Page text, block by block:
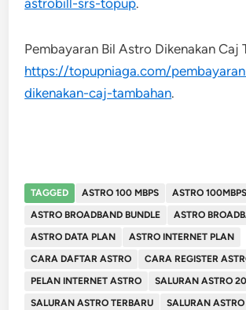
Pembayaran Bil Astro Dikenakan Caj
https://topupniaga.com/
dikenakan-caj-tambahan.
TAGGED ASTRO 100 MBPS
ASTRO 100MBPS
ASTRO BROADBAND BUNDLE
ASTRO
ASTRO DATA PLAN
ASTRO INTERNET PLAN
CARA DAFTAR ASTRO
CARA REGISTER
PELAN INTERNET ASTRO
SALURAN ASTRO
SALURAN ASTRO TERBARU
SALURAN